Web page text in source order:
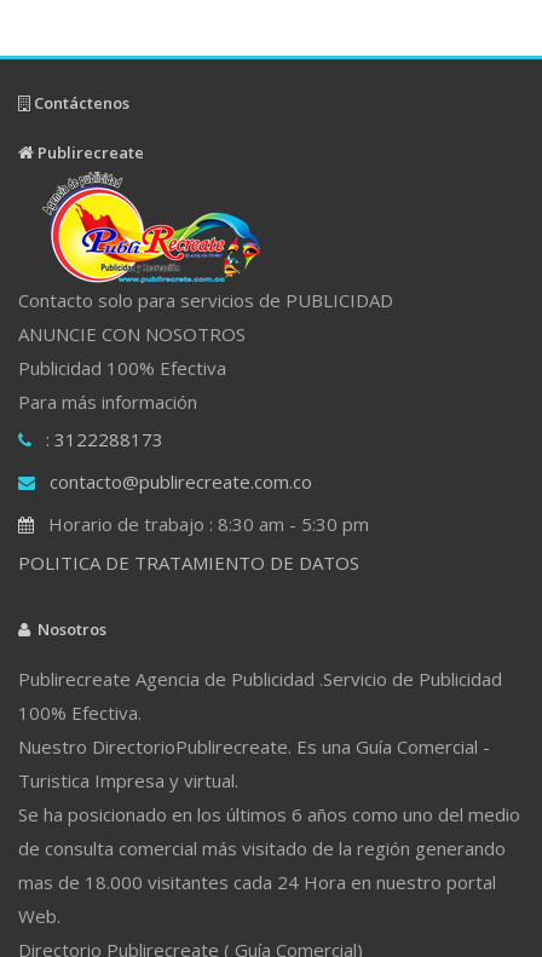
Contáctenos
Publirecreate
Contacto solo para servicios de PUBLICIDAD
ANUNCIE CON NOSOTROS
Publicidad 100% Efectiva
Para más información
: 3122288173
contacto@publirecreate.com.co
Horario de trabajo : 8:30 am - 5:30 pm
POLITICA DE TRATAMIENTO DE DATOS
Nosotros
Publirecreate Agencia de Publicidad .Servicio de Publicidad
100% Efectiva.
Nuestro DirectorioPublirecreate. Es una Guía Comercial -
Turistica Impresa y virtual.
Se ha posicionado en los últimos 6 años como uno del medio
de consulta comercial más visitado de la región generando
mas de 18.000 visitantes cada 24 Hora en nuestro portal
Web.
Directorio Publirecreate ( Guía Comercial)